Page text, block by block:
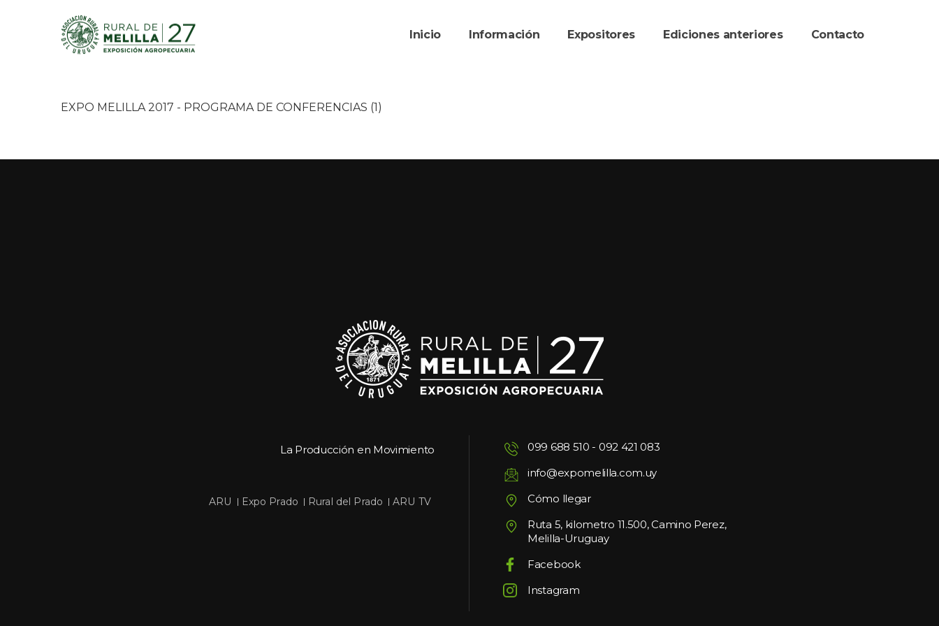
Inicio Información Expositore Ediciones anteriore Contacto
EXPO MELILLA 2017 - PROGRAMA DE CONFERENCIAS (1)
La Producción en Movimiento
ARU Expo Prado Rural del Prado ARU TV
099 688 510 - 092 421 083
info@expomelilla.com.uy
Cómo llegar
Ruta 5, kilometro 11.500, Camino Perez,
Melilla-Uruguay
Facebook
Instagram